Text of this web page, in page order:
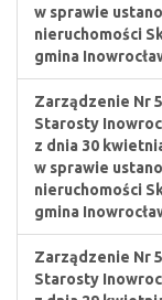
w sprawie
nieruchomości
gmina
Zarządzenie Nr
Starosty
z dnia 30
w sprawie
nieruchomości
gmina
Zarządzenie Nr
Starosty